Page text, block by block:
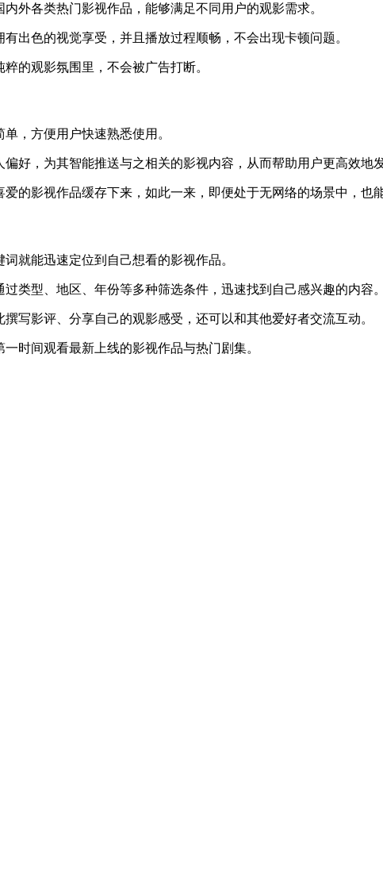
外各类热门影视作品，能够满足不同用户的观影需求。
出色的视觉享受，并且播放过程顺畅，不会出现卡顿问题。
的观影氛围里，不会被广告打断。
，方便用户快速熟悉使用。
好，为其智能推送与之相关的影视内容，从而帮助用户更高效地
的影视作品缓存下来，如此一来，即便处于无网络的场景中，也
就能迅速定位到自己想看的影视作品。
类型、地区、年份等多种筛选条件，迅速找到自己感兴趣的内容。
写影评、分享自己的观影感受，还可以和其他爱好者交流互动。
时间观看最新上线的影视作品与热门剧集。